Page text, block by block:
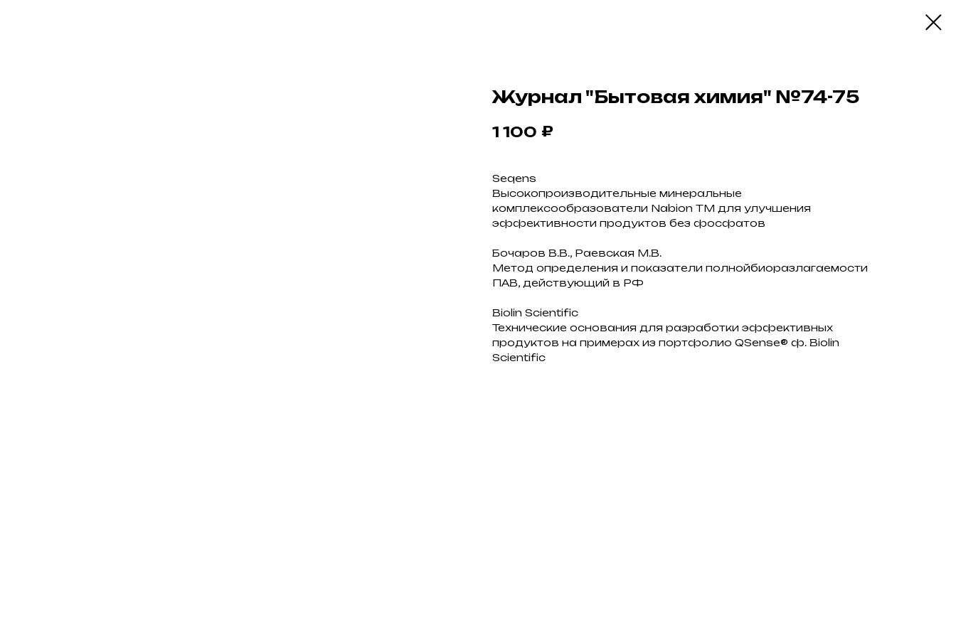
Журнал "Бытовая химия" №74-75
1 100 ₽
Seqens
Высокопроизводительные минеральные
комплексообразователи Nabion ТМ для улучшения
эффективности продуктов без фосфатов
Бочаров В.В., Раевская М.В.
Метод определения и показатели полнойбиоразлагаемости
ПАВ, действующий в РФ
Biolin Scientific
Технические основания для разработки эффективных
продуктов на примерах из портфолио QSense® ф. Biolin
Scientific